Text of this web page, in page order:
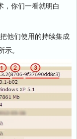
，你们一看就明白
他们使用的持续集成
。